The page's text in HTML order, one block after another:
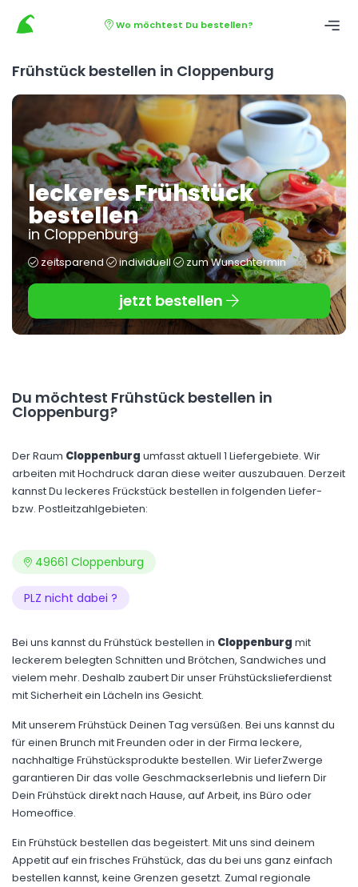
Wo möchtest Du bestellen?
Frühstück bestellen in Cloppenburg
leckeres Frühstück
bestellen
in Cloppenburg
zeitsparend individuell zum Wunschtermin
jetzt bestellen
Du möchtest Frühstück bestellen in
Cloppenburg?
Der Raum Cloppenburg umfasst aktuell 1 Liefergebiete. Wir
arbeiten mit Hochdruck daran diese weiter auszubauen. Derzeit
kannst Du leckeres Frückstück bestellen in folgenden Liefer-
bzw. Postleitzahlgebieten:
49661 Cloppenburg
PLZ nicht dabei ?
Bei uns kannst du Frühstück bestellen in Cloppenburg mit
leckerem belegten Schnitten und Brötchen, Sandwiches und
vielem mehr. Deshalb zaubert Dir unser Frühstückslieferdienst
mit Sicherheit ein Lächeln ins Gesicht.
Mit unserem Frühstück Deinen Tag versüßen. Bei uns kannst du
für einen Brunch mit Freunden oder in der Firma leckere,
nachhaltige Frühstücksprodukte bestellen. Wir LieferZwerge
garantieren Dir das volle Geschmackserlebnis und liefern Dir
Dein Frühstück direkt nach Hause, auf Arbeit, ins Büro oder
Homeoffice.
Ein Frühstück bestellen das begeistert. Mit uns sind deinem
Appetit auf ein frisches Frühstück, das du bei uns ganz einfach
bestellen kannst, keine Grenzen gesetzt. Zumal regionale